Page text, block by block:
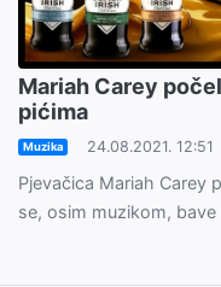
Mariah Carey
pićima
Muzika 24.08.2021. 12:51
Pjevačica Mariah Carey
se, osim muzikom,